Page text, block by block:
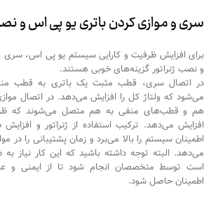
سری و موازی کردن باتری یو پی اس و
برای افزایش ظرفیت و کارایی سیستم یو پی اس، سری
و نصب ژنراتور گزینه‌های خوبی هستند.
در اتصال سری، قطب مثبت یک باتری به قطب
می‌شود که ولتاژ کل را افزایش می‌دهد. در اتصال
هم و قطب‌های منفی به هم متصل می‌شوند که
افزایش می‌دهد. ترکیب استفاده از ژنراتور و
اطمینان سیستم را بالا می‌برد و زمان پشتیبانی را در
می‌دهد. البته توجه داشته باشید که این کار نیاز
است توسط متخصصان انجام شود تا از ایمنی و
اطمینان حاصل شود.